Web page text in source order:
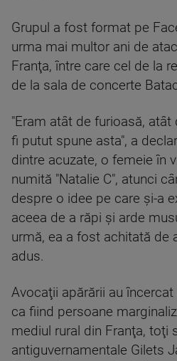
Grupul a fost format pe
urma mai multor ani de
Franţa, între care cel de la
de la sala de concerte
"Eram atât de furioasă, atât
fi putut spune asta", a
dintre acuzate, o femeie în
numită "Natalie C", atunci
despre o idee pe care şi-a
aceea de a răpi şi arde
urmă, ea a fost achitată de
adus.
Avocaţii apărării au
ca fiind persoane
mediul rural din Franţa, toţi
antiguvernamentale Gilets